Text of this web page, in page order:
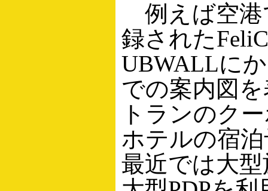
例えば空港
録された
UBWALLに
での案内図
トランのク
ホテルの宿
最近では大